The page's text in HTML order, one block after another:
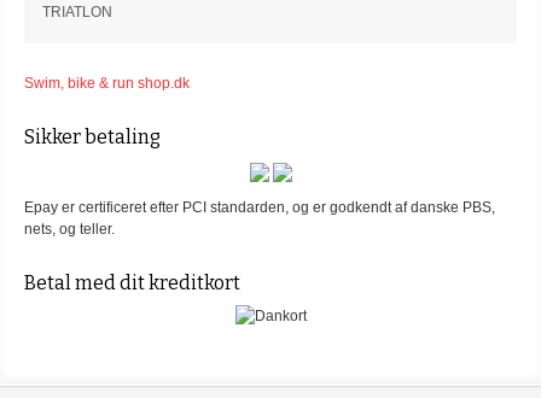
TRIATLON
Swim, bike & run shop.dk
Sikker betaling
Epay er certificeret efter PCI standarden, og er godkendt af danske PBS,
nets, og teller.
Betal med dit kreditkort